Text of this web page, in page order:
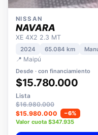
NISSAN
NAVARA
XE 4X2 2.3 MT
2024
📍 Maipú
Desde · con financiamiento
$15.780.000
Lista
$16.980.000
$15.980.000
−6%
Valor cuota $347.935